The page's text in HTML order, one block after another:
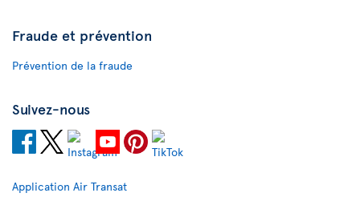
Fraude et prévention
Prévention de la fraude
Suivez-nous
Application Air Transat